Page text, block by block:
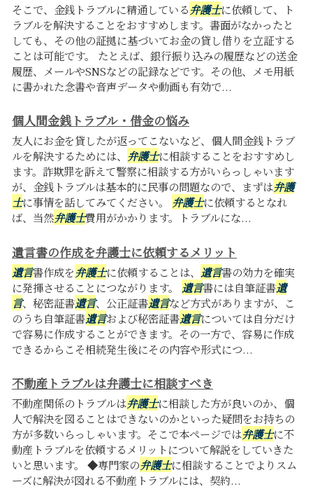
そこで、金銭トラブルに精通している弁護士に依頼して、ト
ラブルを解決することをおすすめします。書面がなかったと
しても、その他の証拠に基づいてお金の貸し借りを立証する
ことは可能です。 たとえば、銀行振り込みの履歴などの送金
履歴、メールやSNSなどの記録などです。その他、メモ用紙
に書かれた念書や音声データや動画も有効で...
個人間金銭トラブル・借金の悩み
友人にお金を貸したが返ってこないなど、個人間金銭トラブ
ルを解決するためには、 弁護士に相談することをおすすめし
ます。詐欺罪を訴えて警察に相談する方がいらっしゃいます
が、金銭トラブルは基本的に民事の問題なので、まずは弁護
士に事情を話してみてください。 弁護士に依頼するとなれ
ば、当然弁護士費用がかかります。トラブルにな...
遺言書の作成を弁護士に依頼するメリット
遺言書作成を弁護士に依頼することは、 遺言書の効力を確実
に発揮させることにつながります。 遺言書には自筆証書遺
言、秘密証書遺言、公正証書遺言など方式がありますが、こ
のうち自筆証書遺言および秘密証書遺言については自分だけ
で容易に作成することができます。その一方で、容易に作成
できるからこそ相続発生後にその内容や形式につ...
不動産トラブルは弁護士に相談すべき
不動産関係のトラブルは弁護士に相談した方が良いのか、個
人で解決を図ることはできないのかといった疑問をお持ちの
方が多数いらっしゃいます。そこで本ページでは弁護士に不
動産トラブルを依頼するメリットについて解説をしていきた
いと思います。 ◆専門家の弁護士に相談することでよりスム
ーズに解決が図れる不動産トラブルには、契約...